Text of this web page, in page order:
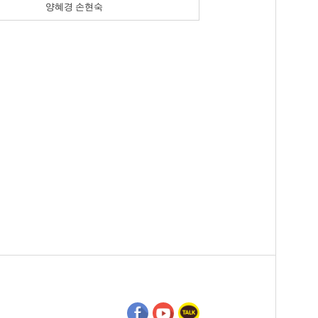
양혜경 손현숙